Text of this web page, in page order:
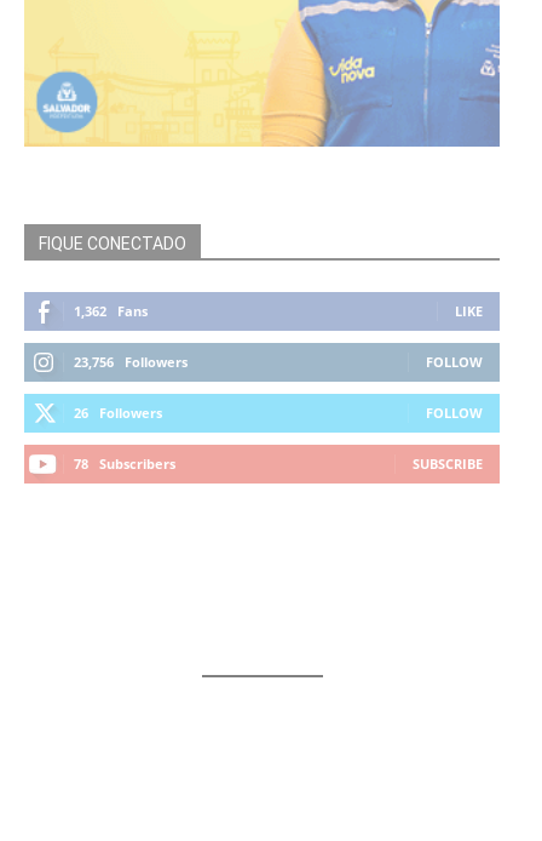
FIQUE CONECTADO
1,362 Fans LIKE
23,756 Followers FOLLOW
26 Followers FOLLOW
78 Subscribers SUBSCRIBE